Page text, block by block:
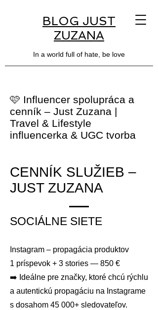
BLOG JUST
ZUZANA
In a world full of hate, be love
🩷 Influencer spolupráca a
cenník – Just Zuzana |
Travel & Lifestyle
influencerka & UGC tvorba
CENNÍK SLUŽIEB –
JUST ZUZANA
SOCIÁLNE SIETE
Instagram – propagácia produktov
1 príspevok + 3 stories — 850 €
➡️ Ideálne pre značky, ktoré chcú rýchlu
a autentickú propagáciu na Instagrame
s dosahom 45 000+ sledovateľov.